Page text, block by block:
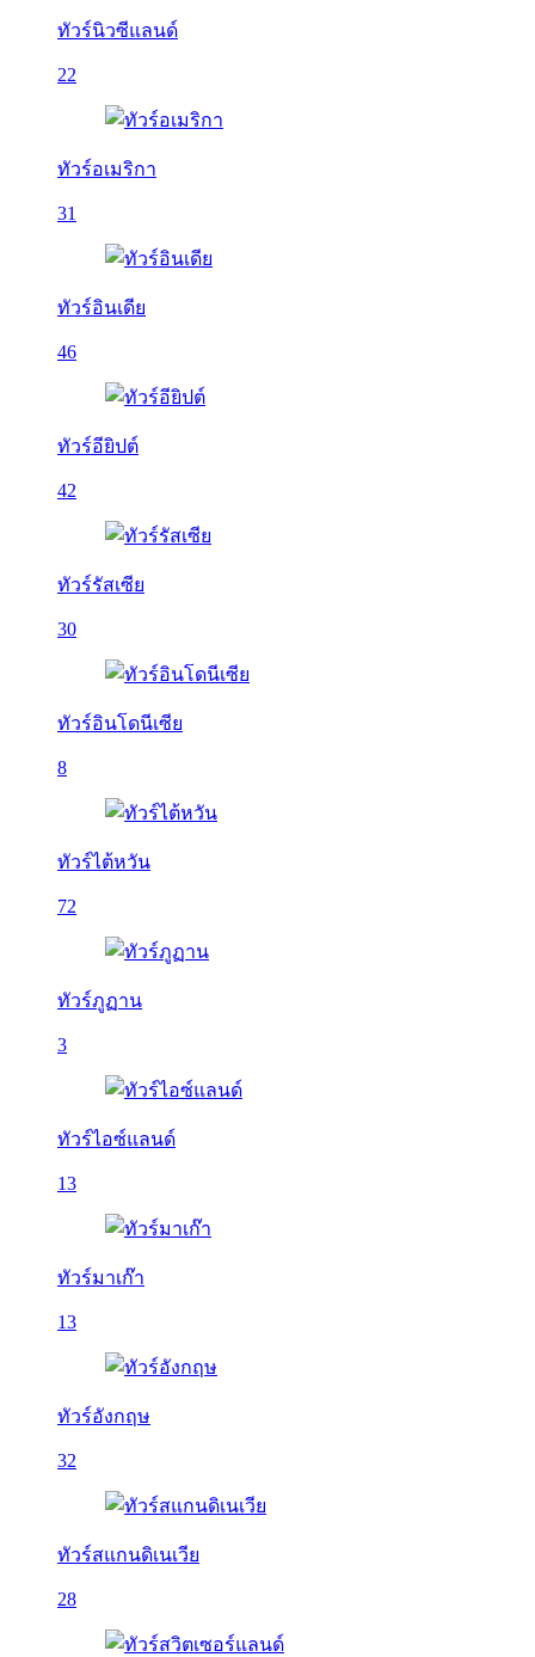
ทัวร์นิวซีแลนด์
22
ทัวร์อเมริกา
31
ทัวร์อินเดีย
46
ทัวร์อียิปต์
42
ทัวร์รัสเซีย
30
ทัวร์อินโดนีเซีย
8
ทัวร์ไต้หวัน
72
ทัวร์ภูฏาน
3
ทัวร์ไอซ์แลนด์
13
ทัวร์มาเก๊า
13
ทัวร์อังกฤษ
32
ทัวร์สแกนดิเนเวีย
28